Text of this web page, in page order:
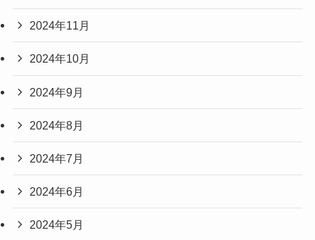
2024年11月
2024年10月
2024年9月
2024年8月
2024年7月
2024年6月
2024年5月